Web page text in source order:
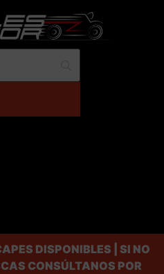
DISPONIBLES | SI NO
CONSÚLTANOS POR